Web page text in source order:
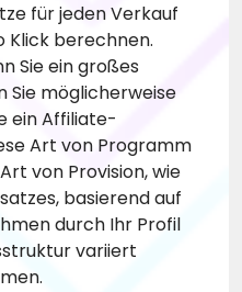
für jeden Verkauf
Klick berechnen.
Sie ein großes
Sie möglicherweise
ein Affiliate-
Art von Programm
von Provision, wie
basierend auf
durch Ihr Profil
variiert